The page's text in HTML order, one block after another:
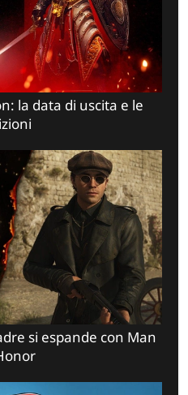
la data di uscita e le
si espande con Man